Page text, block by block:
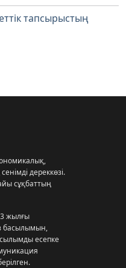
тапсырыстың
дереккөзі.
сұқбаттың
жылғы
басылымын,
есепке